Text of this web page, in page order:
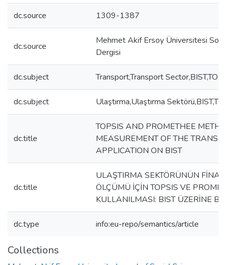
dc.source 1309-1387
dc.source
Mehmet Akif Ersoy Üniversitesi
Dergisi
dc.subject Transport,Transport
dc.subject Ulaştırma,Ulaştırma
dc.title
TOPSIS AND PROMETHEE
MEASUREMENT OF THE
APPLICATION ON BIST
dc.title
ULAŞTIRMA SEKTÖRÜNÜN
ÖLÇÜMÜ İÇİN TOPSIS VE
KULLANILMASI: BIST ÜZERİNE
dc.type info:eu-repo/semantics/article
Collections